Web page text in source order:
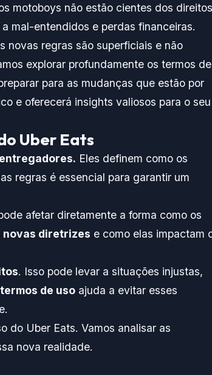
motoboys não estão cientes dos direitos
mal-entendidos e perdas financeiras.
novas regras são superficiais e não
explorar profundamente os termos de
para as mudanças que estão por
e oferecerá insights valiosos para o seu
Uber Eats
Eles definem como os
regras é essencial para garantir um
afetar diretamente a forma como os
novas diretrizes e como elas impactam
. Isso pode levar a situações injustas,
termos de usoajuda a evitar esses
do Uber Eats. Vamos analisar as
nova realidade.